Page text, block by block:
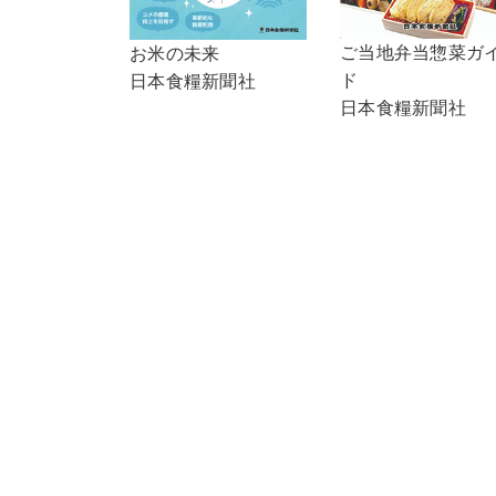
お米の未来
日本食糧新聞社
ご当地弁当惣菜ガ
ド
日本食糧新聞社